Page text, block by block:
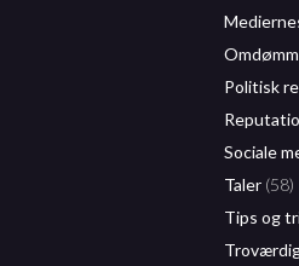
Politisk
Sociale
Taler (58)
Tips og